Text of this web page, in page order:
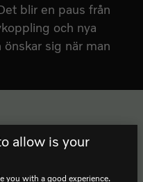
allow is your
you with a good experience.
blir en paus från
och nya
sig när man